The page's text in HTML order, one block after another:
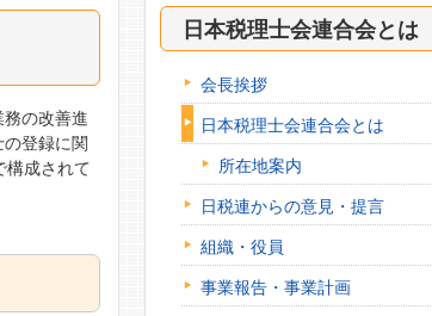
の改善進
登録に関
構成されて
日本税理士会連合会とは
会長挨拶
日本税理士会連合会とは
所在地案内
日税連からの意見・提言
組織・役員
事業報告・事業計画